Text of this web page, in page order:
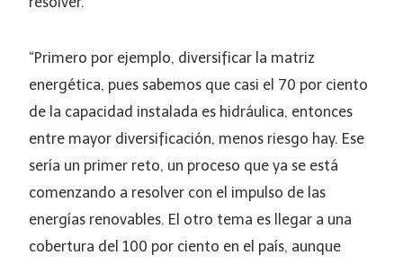
“Primero por ejemplo, diversificar la matriz
energética, pues sabemos que casi el 70 por ciento
de la capacidad instalada es hidráulica, entonces
entre mayor diversificación, menos riesgo hay. Ese
sería un primer reto, un proceso que ya se está
comenzando a resolver con el impulso de las
energías renovables. El otro tema es llegar a una
cobertura del 100 por ciento en el país, aunque